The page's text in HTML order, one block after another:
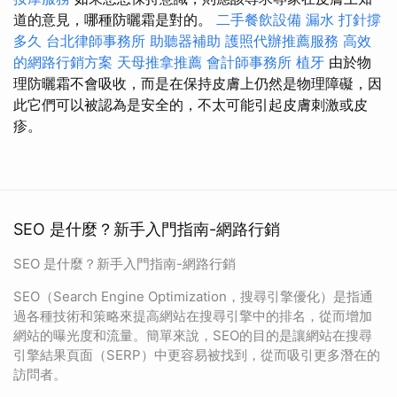
道的意見，哪種防曬霜是對的。 二手餐飲設備 漏水 打針撐
多久 台北律師事務所 助聽器補助 護照代辦推薦服務 高效
的網路行銷方案 天母推拿推薦 會計師事務所 植牙 由於物
理防曬霜不會吸收，而是在保持皮膚上仍然是物理障礙，因
此它們可以被認為是安全的，不太可能引起皮膚刺激或皮
疹。
SEO 是什麼？新手入門指南-網路行銷
SEO 是什麼？新手入門指南-網路行銷
SEO（Search Engine Optimization，搜尋引擎優化）是指通
過各種技術和策略來提高網站在搜尋引擎中的排名，從而增加
網站的曝光度和流量。簡單來說，SEO的目的是讓網站在搜尋
引擎結果頁面（SERP）中更容易被找到，從而吸引更多潛在的
訪問者。